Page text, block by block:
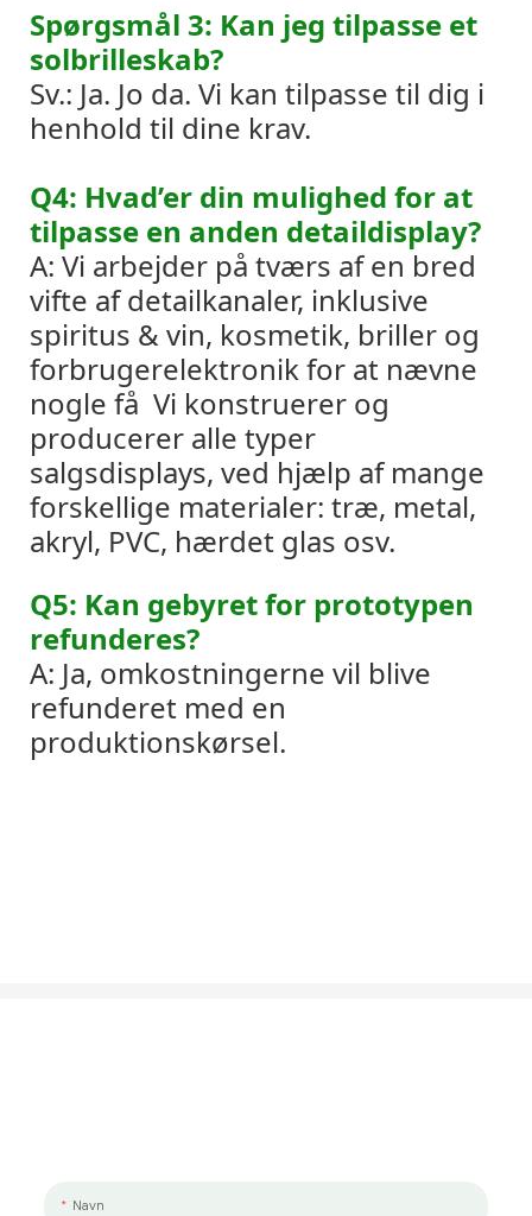
Spørgsmål 3: Kan jeg tilpasse et
solbrilleskab?
Sv.: Ja. Jo da. Vi kan tilpasse til dig i
henhold til dine krav.
Q4: Hvad’er din mulighed for at
tilpasse en anden detaildisplay?
A: Vi arbejder på tværs af en bred
vifte af detailkanaler, inklusive
spiritus & vin, kosmetik, briller og
forbrugerelektronik for at nævne
nogle få Vi konstruerer og
producerer alle typer
salgsdisplays, ved hjælp af mange
forskellige materialer: træ, metal,
akryl, PVC, hærdet glas osv.
Q5: Kan gebyret for prototypen
refunderes?
A: Ja, omkostningerne vil blive
refunderet med en
produktionskørsel.
Navn